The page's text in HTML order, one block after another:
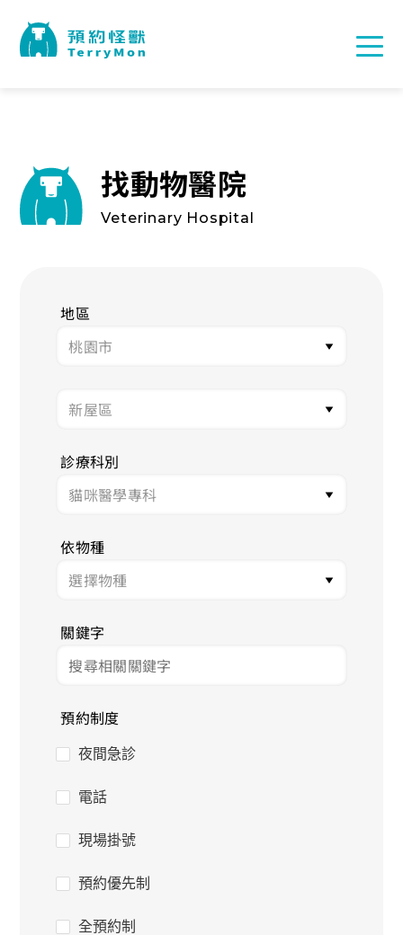
找動物醫院
Veterinary Hospital
地區
診療科別
依物種
關鍵字
預約制度
夜間急診
電話
現場掛號
預約優先制
全預約制